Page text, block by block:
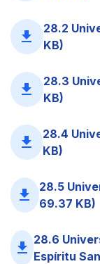
file_download
28.2
KB)
file_download
28.3
KB)
file_download
28.4
KB)
file_download
28.5
69.37 KB)
file_download 28.6
Espíritu